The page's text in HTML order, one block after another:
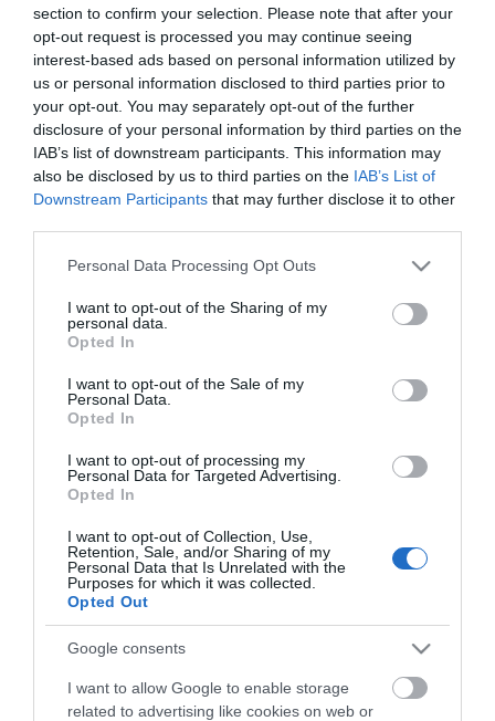
section to confirm your selection. Please note that after your
opt-out request is processed you may continue seeing
interest-based ads based on personal information utilized by
us or personal information disclosed to third parties prior to
your opt-out. You may separately opt-out of the further
disclosure of your personal information by third parties on the
IAB’s list of downstream participants. This information may
also be disclosed by us to third parties on the IAB’s List of
Downstream Participants that may further disclose it to other
Please note that this website/app uses one or more Google
not limited to your visit or usage behaviour. You may click to
grant or deny consent to Google and its third-party tags to
use your data for below specified purposes in below Google
consent section.
Personal Data Processing Opt Outs
I want to opt-out of the Sharing of my
personal data.
Opted In
I want to opt-out of the Sale of my
Personal Data.
Opted In
I want to opt-out of processing my
Personal Data for Targeted Advertising.
Opted In
I want to opt-out of Collection, Use,
Retention, Sale, and/or Sharing of my
Personal Data that Is Unrelated with the
Purposes for which it was collected.
Opted Out
Google consents
I want to allow Google to enable storage
related to advertising like cookies on web or
Μη Διαθέσιμο
ΚΩΔΙΚΟΣ: 065040301